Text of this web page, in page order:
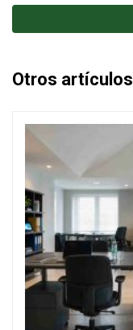
Otros artículos